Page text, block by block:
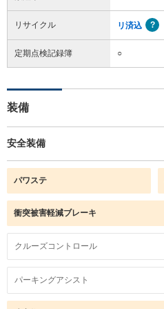
リサイクル リ済込
定期点検記録簿 ○
装備
安全装備
パワステ
衝突被害軽減ブレーキ
クルーズコントロール
パーキングアシスト